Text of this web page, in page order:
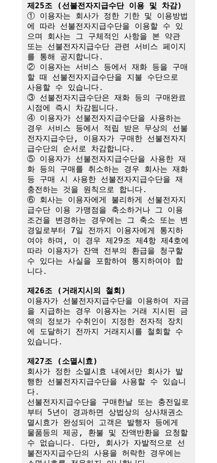
제25조 (선불전자지급수단 이용 및 차감)
① 이용자는 회사가 정한 기한 및 이용방법
에 따라 선불전자지급수단을 이용할 수 있
으며 회사는 그 구체적인 사항을 본 약관
또는 선불전자지급수단 관련 서비스 페이지
를 통해 공지합니다.
② 이용자는 서비스 등에서 재화 등을 구매
할 때 선불전자지급수단을 지불 수단으로
사용할 수 있습니다.
③ 선불전자지급수단은 재화 등의 구매완료
시점에 즉시 차감됩니다.
④ 이용자가 선불전자지급수단을 사용하는
경우 서비스 등에서 적립 받은 무상의 선불
전자지급수단, 이용자가 구매한 선불전자지
급수단의 순서로 차감합니다.
⑤ 이용자가 선불전자지급수단을 사용한 재
화 등의 구매를 취소하는 경우 회사는 재화
등 구매 시 사용한 선불전자지급수단을 재
충전하는 것을 원칙으로 합니다.
⑥ 회사는 이용자에게 불리하게 선불전자지
급수단 이용 가맹점을 축소하거나 그 이용
조건을 변경하는 경우에는 그 축소 또는 변
경일로부터 7일 전까지 이용자에게 통지하
여야 하며, 이 경우 제29조 제4항 제4호에
따라 이용자가 잔액 전부의 환급을 청구할
수 있다는 사실을 포함하여 통지하여야 합
니다.
제26조 (거래지시의 철회)
이용자가 선불전자지급수단을 이용하여 자금
을 지급하는 경우 이용자는 거래 지시된 금
액의 정보가 수취인이 지정한 전자적 장치
에 도달하기 전까지 거래지시를 철회할 수
있습니다.
제27조 (소멸시효)
회사가 정한 소멸시효 내에서만 회사가 발
행한 선불전자지급수단을 사용할 수 있습니
다.
선불전자지급수단을 구매한날 또는 충전일로
부터 5년이 경과하면 상법상의 상사채권소
멸시효가 완성되어 고객은 발행자 등에게
물품등의 제공, 환불 및 잔액반환을 요청할
수 없습니다. 다만, 회사가 자발적으로 선
불전자지급수단의 사용을 허락한 경우에는